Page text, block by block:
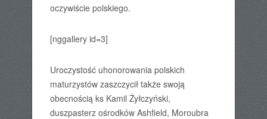
oczywiście polskiego.
[nggallery id=3]
Uroczystość uhonorowania polskich
maturzystów zaszczycił także swoją
obecnością ks Kamil Żyłczyński,
duszpasterz ośrodków Ashfield, Moroubra